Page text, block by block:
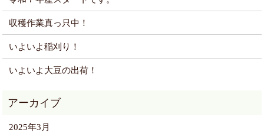
収穫作業真っ只中！
いよいよ稲刈り！
いよいよ大豆の出荷！
2025年3月